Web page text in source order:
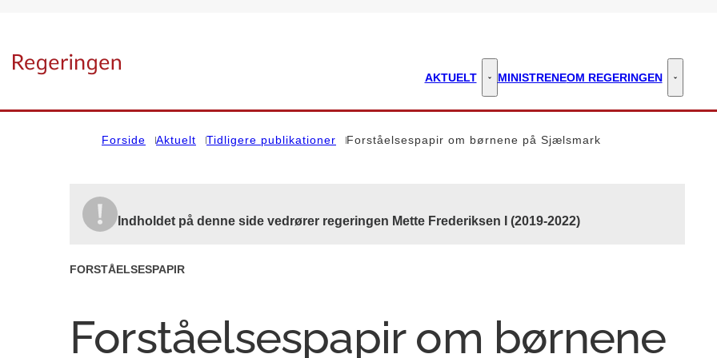
AKTUELT Aktuelt - Flere links
MINISTRENEOM REGERINGEN Om
Forside Aktuelt Tidligere publikationer Forståelsespapir om børnene på Sjælsmark
Indholdet på denne side vedrører regeringen Mette Frederiksen I (2019-2022)
FORSTÅELSESPAPIR
Forståelsespapir om børnene